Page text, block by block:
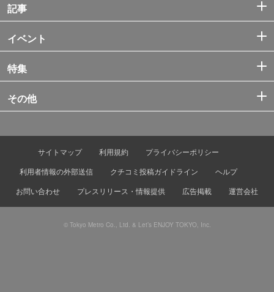
記事
イベント
特集
その他
サイトマップ 利用規約
プライバシーポリシー
利用者情報の外部送信
クチコミ投稿ガイドライン
ヘルプ
お問い合わせ
プレスリリース・情報提供 広告掲載 運営会社
© Tokyo Metro Co., Ltd. & Let’s ENJOY TOKYO, Inc.